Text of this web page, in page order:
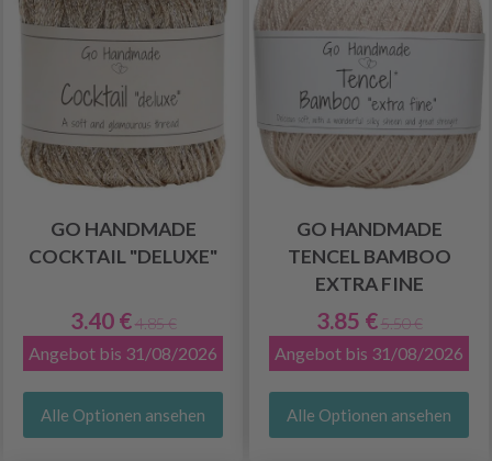
GO HANDMADE
COCKTAIL "DELUXE"
3.40 € 4.85 €
Angebot bis 31/08/2026
Alle Optionen ansehen
GO HANDMADE
TENCEL BAMBOO
EXTRA FINE
3.85 € 5.50 €
Angebot bis 31/08/2026
Alle Optionen ansehen